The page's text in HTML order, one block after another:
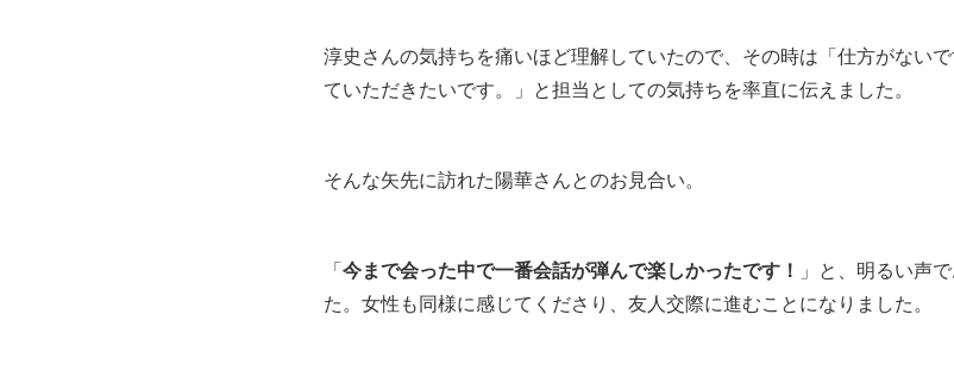
淳史さんの気持ちを痛いほど理解していたので、その時は「仕方がない
ていただきたいです。」と担当としての気持ちを率直に伝えました。
そんな矢先に訪れた陽華さんとのお見合い。
「今まで会った中で一番会話が弾んで楽しかったです！ 」と、明るい声
た。女性も同様に感じてくださり、友人交際に進むことになりました。